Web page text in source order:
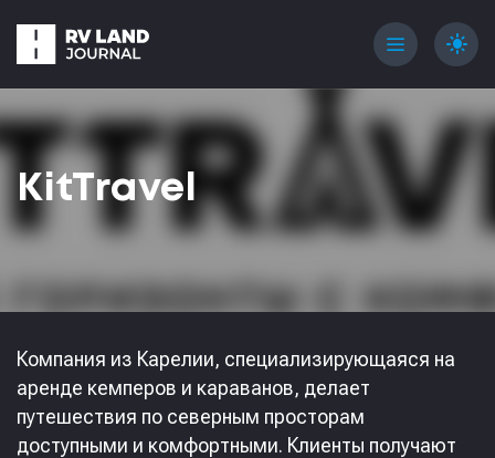
menu light_mode
KitTravel
Компания из Карелии, специализирующаяся на
аренде кемперов и караванов, делает
путешествия по северным просторам
доступными и комфортными. Клиенты получают